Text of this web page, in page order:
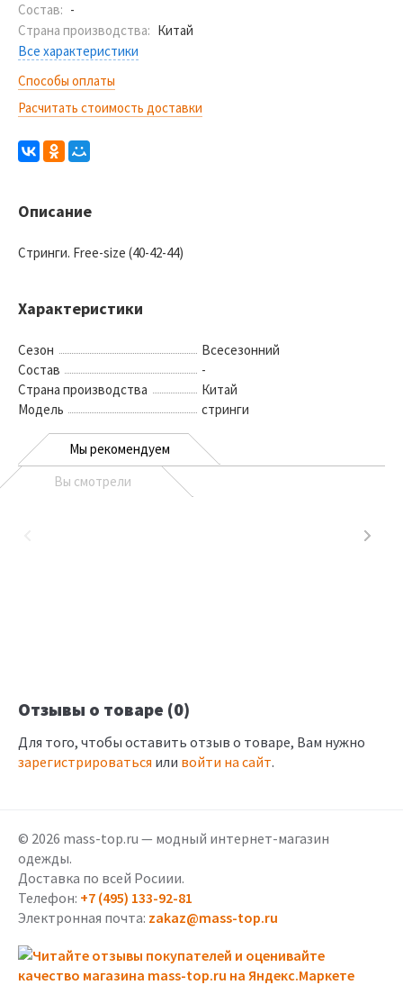
Состав: -
Страна производства: Китай
Все характеристики
Способы оплаты
Расчитать стоимость доставки
Описание
Стринги. Free-size (40-42-44)
Характеристики
Сезон
Всесезонний
Состав
-
Страна производства
Китай
Модель
стринги
Мы рекомендуем
Вы смотрели
Отзывы о товаре (0)
Для того, чтобы оставить отзыв о товаре, Вам нужно
зарегистрироваться или войти на сайт.
© 2026 mass-top.ru — модный интернет-магазин
одежды.
Доставка по всей Росиии.
Телефон: +7 (495) 133-92-81
Электронная почта: zakaz@mass-top.ru